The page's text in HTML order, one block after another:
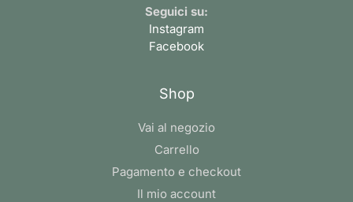
Seguici su:
Instagram
Facebook
Shop
Vai al negozio
Carrello
Pagamento e checkout
Il mio account